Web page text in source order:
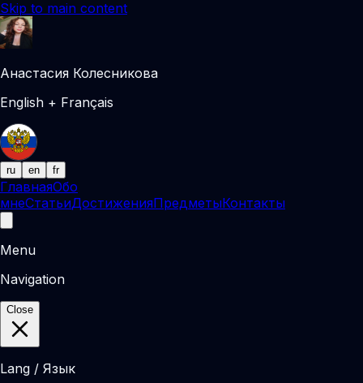
Skip to main content
Анастасия Колесникова
English + Français
ru en fr
ГлавнаяОбо
мнеСтатьиДостиженияПредметыКонтакты
Menu
Navigation
Close
Lang / Язык